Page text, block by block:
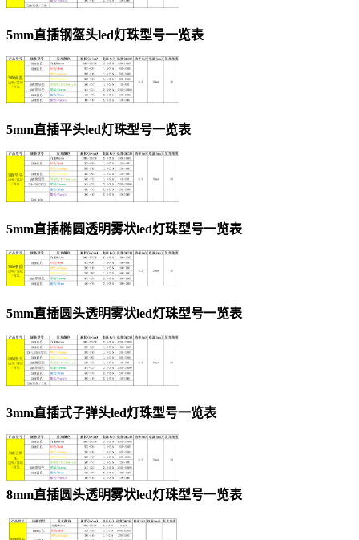
5mm直插钢盔头led灯珠型号一览表
5mm直插平头led灯珠型号一览表
5mm直插椭圆透明雾状led灯珠型号一览表
5mm直插圆头透明雾状led灯珠型号一览表
3mm直插式子弹头led灯珠型号一览表
8mm直插圆头透明雾状led灯珠型号一览表